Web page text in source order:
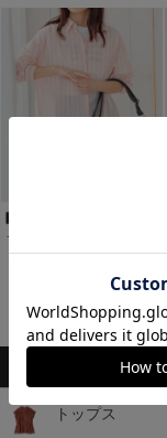
Ｔシャツ付シアーシャツ
トップス